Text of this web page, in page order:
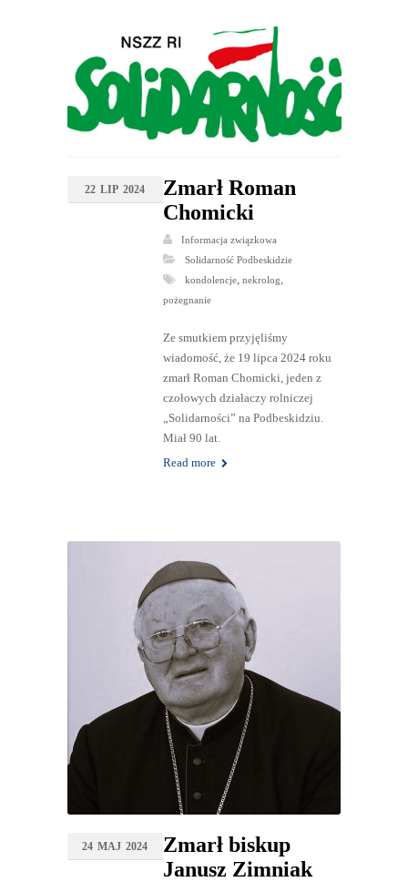
22 LIP 2024
Zmarł Roman
Chomicki
Informacja związkowa
Solidarność Podbeskidzie
kondolencje, nekrolog,
pożegnanie
Ze smutkiem przyjęliśmy
wiadomość, że 19 lipca 2024 roku
zmarł Roman Chomicki, jeden z
czołowych działaczy rolniczej
„Solidarności” na Podbeskidziu.
Miał 90 lat.
Read more
24 MAJ 2024
Zmarł biskup
Janusz Zimniak